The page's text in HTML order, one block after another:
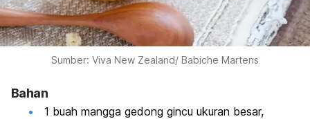
Sumber: Viva New Zealand/ Babiche Martens
Bahan
1 buah mangga gedong gincu ukuran besar,